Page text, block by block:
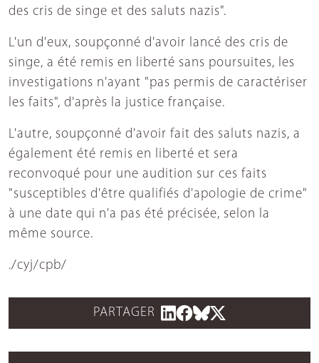
des cris de singe et des saluts nazis".
L'un d'eux, soupçonné d'avoir lancé des cris de
singe, a été remis en liberté sans poursuites, les
investigations n'ayant "pas permis de caractériser
les faits", d'après la justice française.
L'autre, soupçonné d'avoir fait des saluts nazis, a
également été remis en liberté et sera
reconvoqué pour une audition sur ces faits
"susceptibles d'être qualifiés d'apologie de crime"
à une date qui n'a pas été précisée, selon la
même source.
./cyj/cpb/
PARTAGER